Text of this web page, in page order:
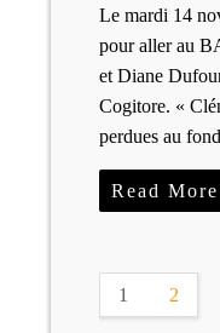
Le mardi 14
pour aller au
et Diane
Cogitore. «
perdues au
Read More
1 2